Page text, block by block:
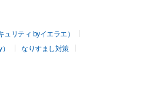
リティ byイエラエ）
なりすまし対策